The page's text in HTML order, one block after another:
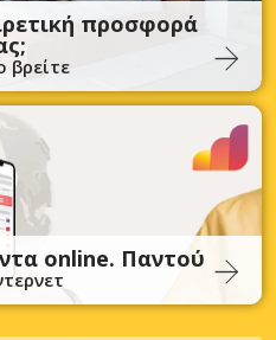
προσφορά
βρείτε
online. Παντού